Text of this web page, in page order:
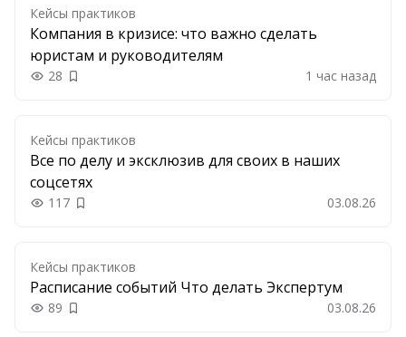
Кейсы практиков
Компания в кризисе: что важно сделать
юристам и руководителям
28 Добавить в закладки 1 час назад
Кейсы практиков
Все по делу и эксклюзив для своих в наших
соцсетях
117 Добавить в закладки 03.08.26
Кейсы практиков
Расписание событий Что делать Экспертум
89 Добавить в закладки 03.08.26